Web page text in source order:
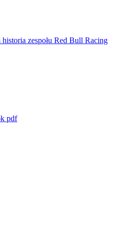
zespołu Red Bull Racing
pdf